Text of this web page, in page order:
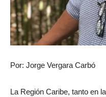
Por: Jorge Vergara Carbó
La Región Caribe, tanto en